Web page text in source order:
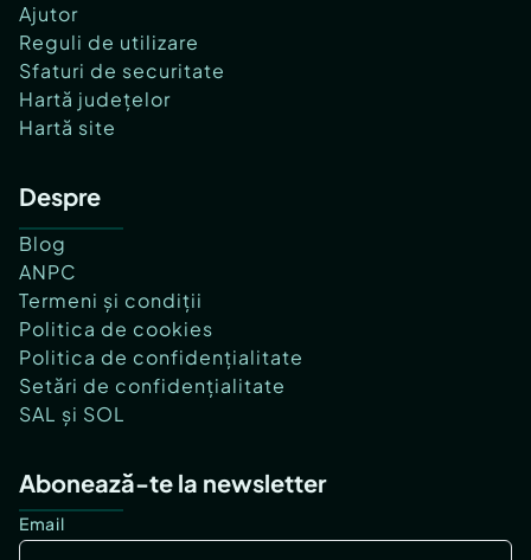
Ajutor
Reguli de utilizare
Sfaturi de securitate
Hartă județelor
Hartă site
Despre
Blog
ANPC
Termeni și condiții
Politica de cookies
Politica de confidențialitate
Setări de confidențialitate
SAL și SOL
Abonează-te la newsletter
Email